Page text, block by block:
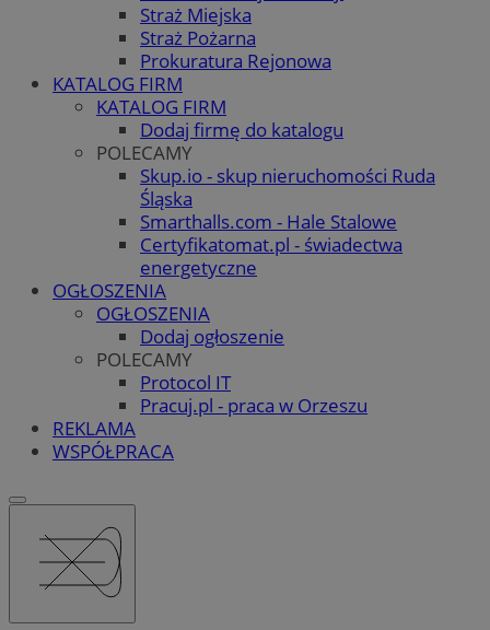
Straż Miejska
Straż Pożarna
Prokuratura Rejonowa
KATALOG FIRM
KATALOG FIRM
Dodaj firmę do katalogu
POLECAMY
Skup.io - skup nieruchomości Ruda
Śląska
Smarthalls.com - Hale Stalowe
Certyfikatomat.pl - świadectwa
energetyczne
OGŁOSZENIA
OGŁOSZENIA
Dodaj ogłoszenie
POLECAMY
Protocol IT
Pracuj.pl - praca w Orzeszu
REKLAMA
WSPÓŁPRACA